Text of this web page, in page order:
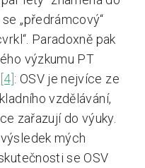
„předrámcový“
Paradoxně pak
výzkumu PT
[4]: OSV je nejvíce ze
vzdělávání,
zařazují do výuky.
mých
se OSV